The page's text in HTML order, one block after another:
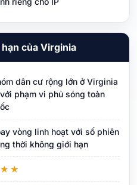
của Virginia
dân cư rộng lớn ở Virginia
phạm vi phủ sóng toàn
vòng linh hoạt với số phiên
thời không giới hạn